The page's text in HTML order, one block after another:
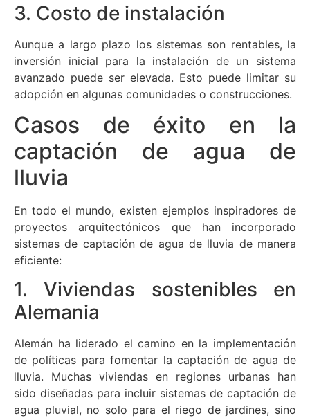
3. Costo de instalación
Aunque a largo plazo los sistemas son rentables, la
inversión inicial para la instalación de un sistema
avanzado puede ser elevada. Esto puede limitar su
adopción en algunas comunidades o construcciones.
Casos de éxito en la
captación de agua de
lluvia
En todo el mundo, existen ejemplos inspiradores de
proyectos arquitectónicos que han incorporado
sistemas de captación de agua de lluvia de manera
eficiente:
1. Viviendas sostenibles en
Alemania
Alemán ha liderado el camino en la implementación
de políticas para fomentar la captación de agua de
lluvia. Muchas viviendas en regiones urbanas han
sido diseñadas para incluir sistemas de captación de
agua pluvial, no solo para el riego de jardines, sino